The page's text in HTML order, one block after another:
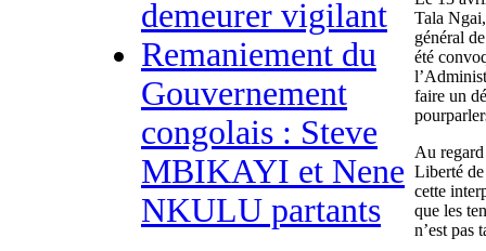
demeurer vigilant
Remaniement du
Gouvernement
congolais : Steve
MBIKAYI et Nene
NKULU partants
Tala
général
été
faire un
Au
Liberté
cette
que les
n’est pas